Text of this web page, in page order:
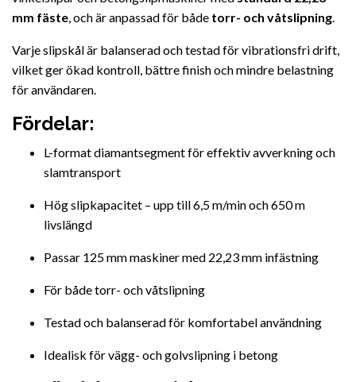
mm fäste, och är anpassad för både torr- och våtslipning.
Varje slipskål är balanserad och testad för vibrationsfri drift,
vilket ger ökad kontroll, bättre finish och mindre belastning
för användaren.
Fördelar:
L-format diamantsegment för effektiv avverkning och
slamtransport
Hög slipkapacitet – upp till 6,5 m/min och 650 m
livslängd
Passar 125 mm maskiner med 22,23 mm infästning
För både torr- och våtslipning
Testad och balanserad för komfortabel användning
Idealisk för vägg- och golvslipning i betong